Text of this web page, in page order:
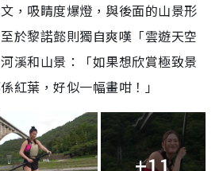
，吸睛度爆燈，與後面的山景形
於黎諾懿則獨自爽嘆「雲遊天空
溪和山景：「如果想欣賞極致景
紅葉，好似一幅畫咁！」
+11